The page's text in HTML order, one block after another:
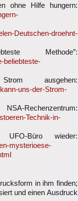
ohne Hilfe hungern:
Deutschen-droehnt-
Methode”:
beliebteste-
ausgehen:
uns-der-Strom-
Technik-in-
Büro wieder:
mysterioese-
in ihm finden;
und einen Ausdruck